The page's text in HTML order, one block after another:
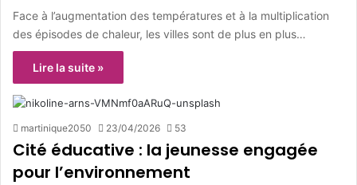
Face à l’augmentation des températures et à la multiplication
des épisodes de chaleur, les villes sont de plus en plus…
Lire la suite »
martinique2050 23/04/2026 53
Cité éducative : la jeunesse engagée
pour l’environnement